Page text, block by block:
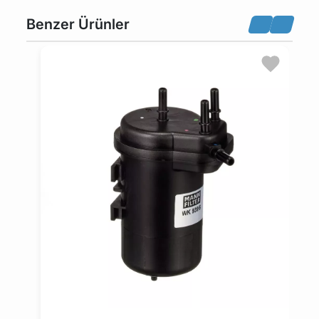
sekmesinde bulabilirsiniz.
Bu üründen en fazla 5 adet sipariş verilebilir. 5
adedin üzerindeki siparişleri iptal etme hakkı
Belirlenen bu limit kurumsal siparişlerde geçerli
değildir. Kurumsal siparişler için farklı limitler ve
özel teklifler sunulabilmektedir.
14 gün içinde ücretsiz iade. Detaylı bilgi için
Benzer Ürünler